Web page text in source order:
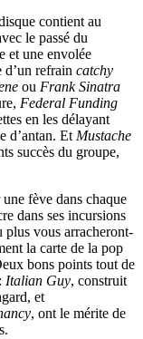
contient au
le passé du
et une envolée
d’un refrain catchy
ou Frank Sinatra
Federal Funding
en les délayant
d’antan. Et Mustache
succès du groupe,
fève dans chaque
dans ses incursions
plus vous arracheront-
la carte de la pop
bons points tout de
Italian Guy, construit
et
, ont le mérite de